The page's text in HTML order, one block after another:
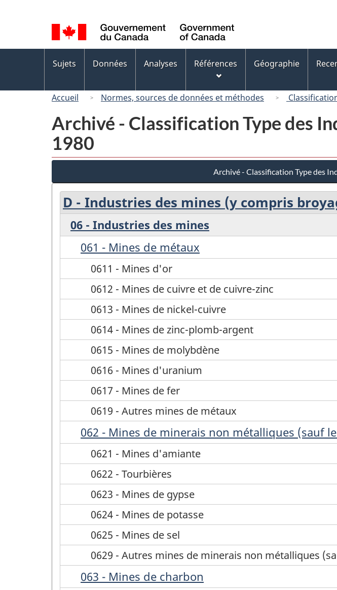
de
la
langue
Canada
des
Sujets Données Analyses Références Géographie
Accueil Normes, sources de données et méthodes
Archivé - Classification Type des
1980
Archivé - Classification Type des
D - Industries des mines (y compris
06 - Industries des mines
061 - Mines de métaux
0611 - Mines d'or
0612 - Mines de cuivre et de cuivre-zinc
0613 - Mines de nickel-cuivre
0614 - Mines de zinc-plomb-argent
0615 - Mines de molybdène
0616 - Mines d'uranium
0617 - Mines de fer
0619 - Autres mines de métaux
062 - Mines de minerais non métalliques (sauf
0621 - Mines d'amiante
0622 - Tourbières
0623 - Mines de gypse
0624 - Mines de potasse
0625 - Mines de sel
0629 - Autres mines de minerais non métalliques
063 - Mines de charbon